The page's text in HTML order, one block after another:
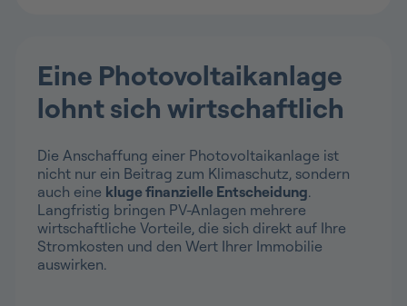
Eine Photovoltaikanlage
lohnt sich wirtschaftlich
Die Anschaffung einer Photovoltaikanlage ist
nicht nur ein Beitrag zum Klimaschutz, sondern
auch eine kluge finanzielle Entscheidung.
Langfristig bringen PV-Anlagen mehrere
wirtschaftliche Vorteile, die sich direkt auf Ihre
Stromkosten und den Wert Ihrer Immobilie
auswirken.